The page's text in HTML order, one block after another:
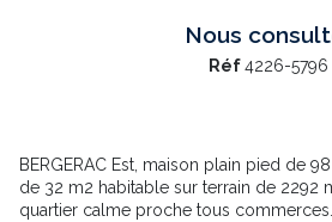
Nous
Réf4226-5796
BERGERAC Est, maison plain pied de
de 32 m2 habitable sur terrain de 2292
quartier calme proche tous commerces.